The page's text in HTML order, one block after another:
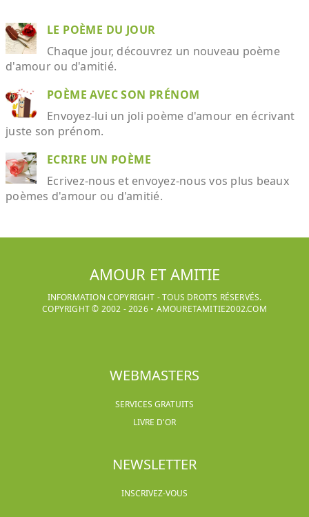
LE POÈME DU JOUR
Chaque jour, découvrez un nouveau poème
d'amour ou d'amitié.
POÈME AVEC SON PRÉNOM
Envoyez-lui un joli poème d'amour en écrivant
juste son prénom.
ECRIRE UN POÈME
Ecrivez-nous et envoyez-nous vos plus beaux
poèmes d'amour ou d'amitié.
AMOUR ET AMITIE
INFORMATION COPYRIGHT - TOUS DROITS RÉSERVÉS.
COPYRIGHT © 2002 -2026• AMOURETAMITIE2002.COM
WEBMASTERS
SERVICES GRATUITS
LIVRE D'OR
NEWSLETTER
INSCRIVEZ-VOUS